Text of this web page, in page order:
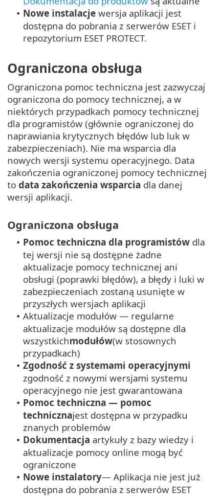
• Nowe instalacje wersja aplikacji jest
dostępna do pobrania z serwerów ESET i
repozytorium ESET PROTECT.
Ograniczona obsługa
Ograniczona pomoc techniczna jest zazwyczaj
ograniczona do pomocy technicznej, a w
niektórych przypadkach pomocy technicznej
dla programistów (głównie ograniczonej do
naprawiania krytycznych błędów lub luk w
zabezpieczeniach). Nie ma wsparcia dla
nowych wersji systemu operacyjnego. Data
zakończenia ograniczonej pomocy technicznej
to data zakończenia wsparcia dla danej
wersji aplikacji.
Ograniczona obsługa
• Pomoc techniczna dla programistów dla
tej wersji nie są dostępne żadne
aktualizacje pomocy technicznej ani
obsługi (poprawki błędów), a błędy i luki w
zabezpieczeniach zostaną usunięte w
przyszłych wersjach aplikacji
• Aktualizacje modułów — regularne
aktualizacje modułów są dostępne dla
wszystkichmodułów(w stosownych
przypadkach)
• Zgodność z systemami operacyjnymi
zgodność z nowymi wersjami systemu
operacyjnego nie jest gwarantowana
• Pomoc techniczna — pomoc
technicznajest dostępna w przypadku
znanych problemów
• Dokumentacja artykuły z bazy wiedzy i
aktualizacje pomocy online mogą być
ograniczone
• Nowe instalatory— Aplikacja nie jest już
dostępna do pobrania z serwerów ESET